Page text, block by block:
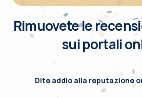
Rimuovete le
sui portali
Dite addio alla reputazione